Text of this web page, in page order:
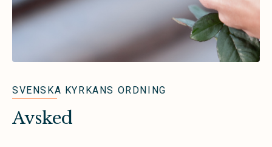
SVENSKA KYRKANS ORDNING
Avsked